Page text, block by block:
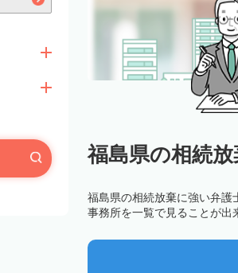
福島県の相続
福島県の相続放棄に強い弁護
事務所を一覧で見ることが出